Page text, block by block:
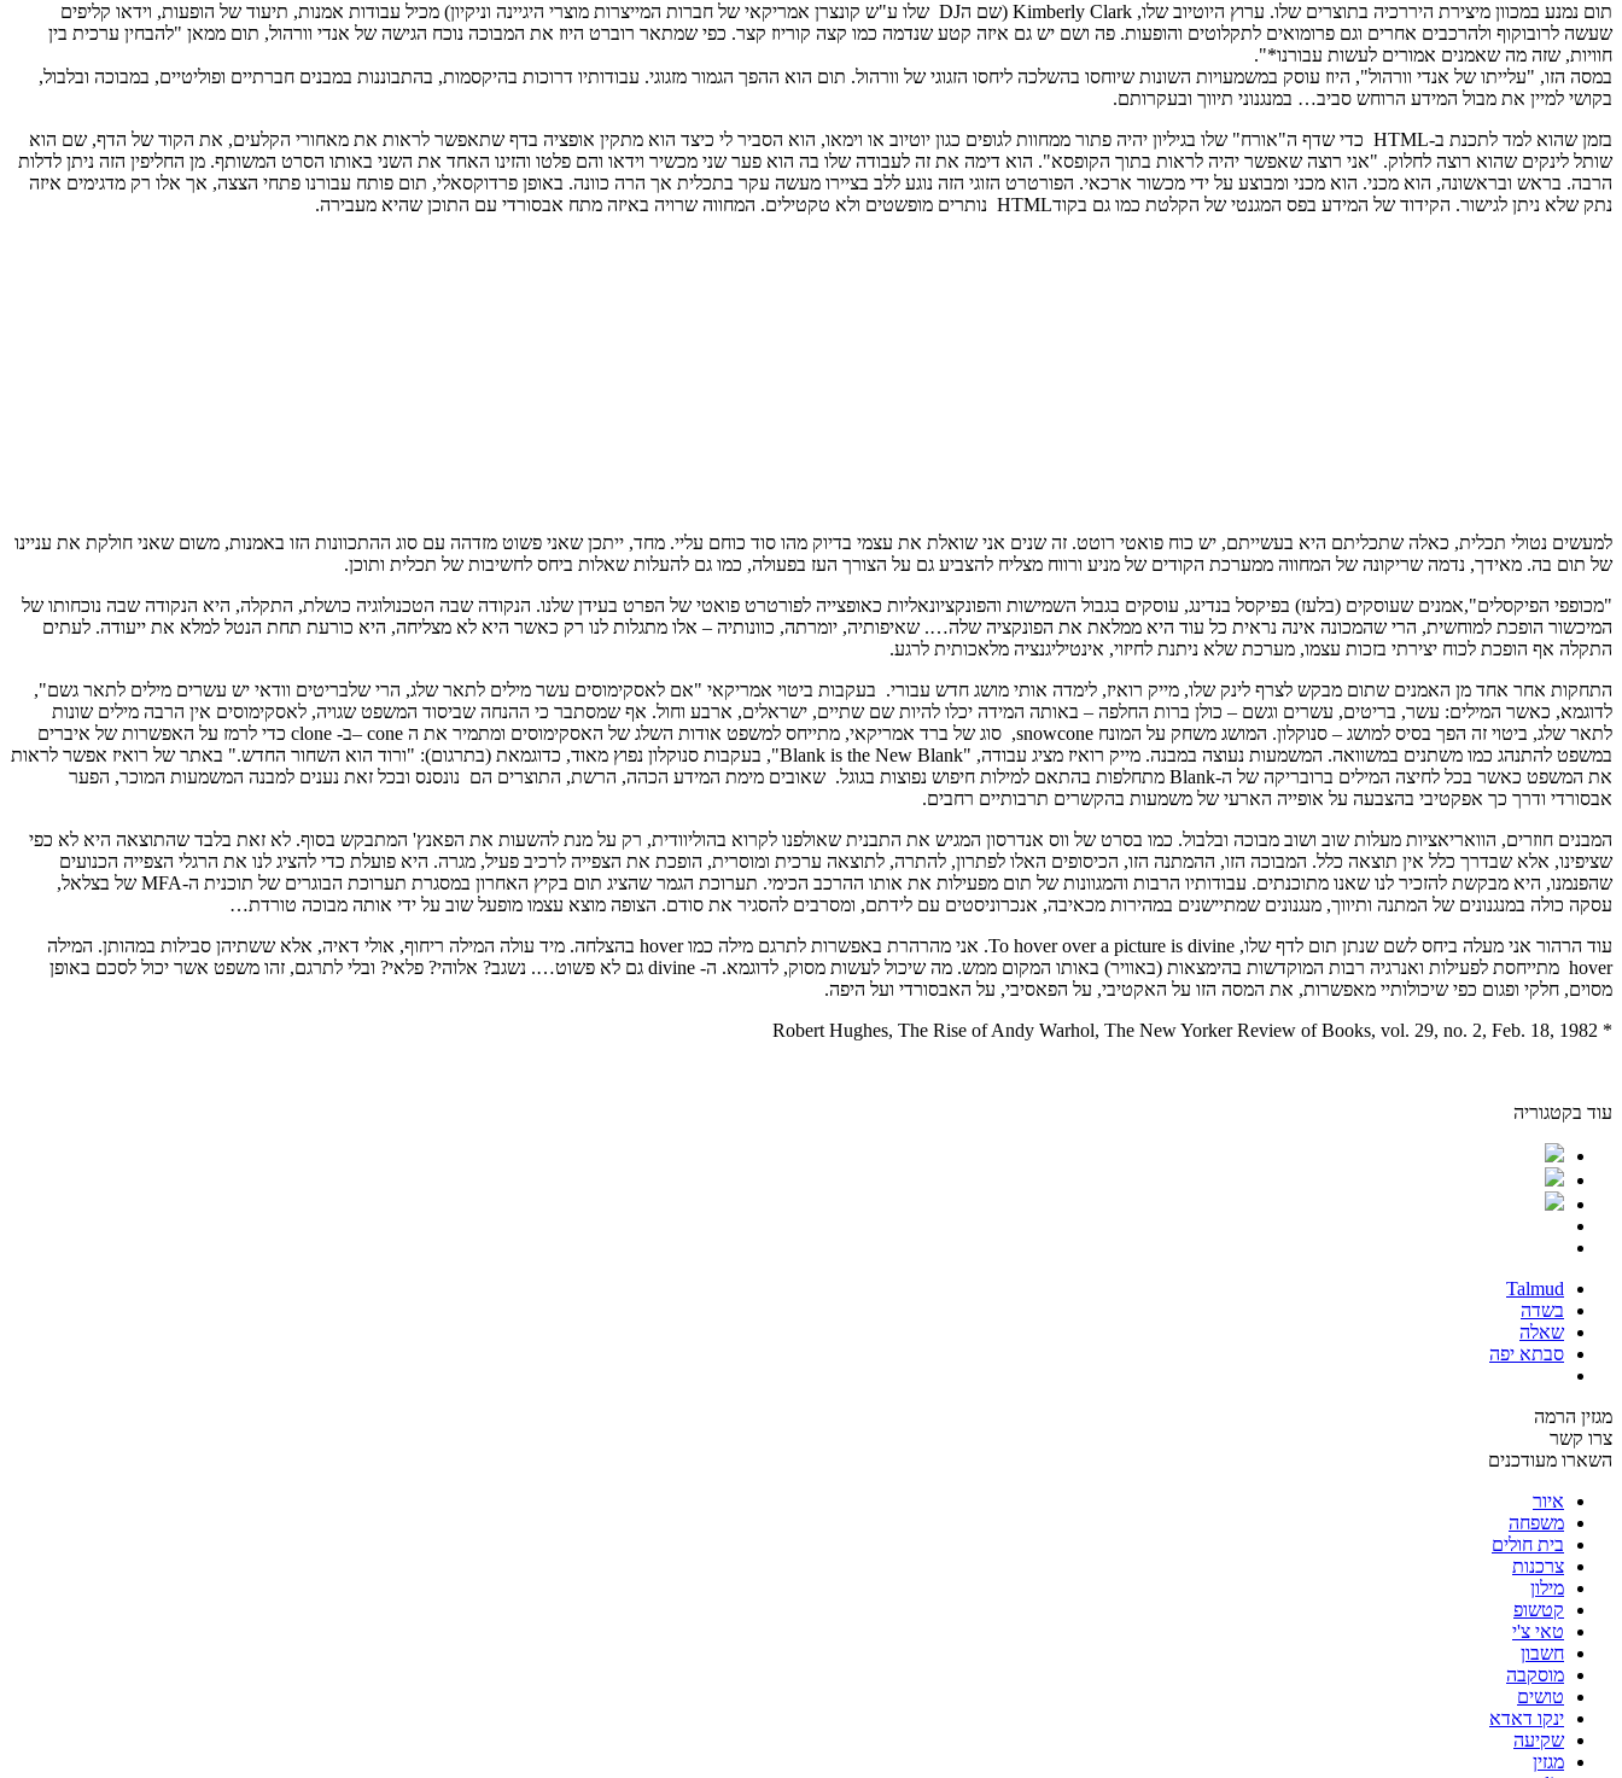
תום נמנע במכוון מיצירת היררכיה בתוצרים שלו. ערוץ היוטיוב שלו, Kimberly Clark (שם הDJ שלו ע"ש קונצרן אמריקאי של חברות המייצרות מוצרי היגיינה וניקיון) מכיל עבודות אמנות, תיעוד של הופעות, וידאו קליפים
שעשה לרובוקוף ולהרכבים אחרים וגם פרומואים לתקלוטים והופעות. פה ושם יש גם איזה קטע שנדמה כמו קצה קוריוז קצר. כפי שמתאר רוברט היוז את המבוכה נוכח הגישה של אנדי וורהול, תום ממאן "להבחין ערכית בין
חוויות, שזה מה שאמנים אמורים לעשות עבורנו*".
במסה הזו, "עלייתו של אנדי וורהול", היוז עוסק במשמעויות השונות שיוחסו בהשלכה ליחסו הזגוגי של וורהול. תום הוא ההפך הגמור מזגוגי. עבודותיו דרוכות בהיקסמות, בהתבוננות במבנים חברתיים ופוליטיים, במבוכה ובלבול,
בקושי למיין את מבול המידע הרוחש סביב… במנגנוני תיווך ובעקרותם.
בזמן שהוא למד לתכנת ב-HTML כדי שדף ה"אורח" שלו בגיליון יהיה פתור ממחוות לגופים כגון יוטיוב או וימאו, הוא הסביר לי כיצד הוא מתקין אופציה בדף שתאפשר לראות את מאחורי הקלעים, את הקוד של הדף, שם הוא
שותל לינקים שהוא רוצה לחלוק. "אני רוצה שאפשר יהיה לראות בתוך הקופסא". הוא דימה את זה לעבודה שלו בה הוא פער שני מכשיר וידאו והם פלטו והזינו האחד את השני באותו הסרט המשותף. מן החליפין הזה ניתן לדלות
הרבה. בראש ובראשונה, הוא מכני. הוא מכני ומבוצע על ידי מכשור ארכאי. הפורטרט הזוגי הזה נוגע ללב בציירו מעשה עקר בתכלית אך הרה כוונה. באופן פרדוקסאלי, תום פותח עבורנו פתחי הצצה, אך אלו רק מדגימים איזה
נתק שלא ניתן לגישור. הקידוד של המידע בפס המגנטי של הקלטת כמו גם בקודHTML נותרים מופשטים ולא טקטילים. המחווה שרויה באיזה מתח אבסורדי עם התוכן שהיא מעבירה.
למעשים נטולי תכלית, כאלה שתכליתם היא בעשייתם, יש כוח פואטי רוטט. זה שנים אני שואלת את עצמי בדיוק מהו סוד כוחם עליי. מחד, ייתכן שאני פשוט מזדהה עם סוג ההתכוונות הזו באמנות, משום שאני חולקת את עניינו
של תום בה. מאידך, נדמה שריקונה של המחווה ממערכת הקודים של מניע ורווח מצליח להצביע גם על הצורך העז בפעולה, כמו גם להעלות שאלות ביחס לחשיבות של תכלית ותוכן.
"מכופפי הפיקסלים",אמנים שעוסקים (בלעז) בפיקסל בנדינג, עוסקים בגבול השמישות והפונקציונאליות כאופצייה לפורטרט פואטי של הפרט בעידן שלנו. הנקודה שבה הטכנולוגיה כושלת, התקלה, היא הנקודה שבה נוכחותו של
המיכשור הופכת למוחשית, הרי שהמכונה אינה נראית כל עוד היא ממלאת את הפונקציה שלה…. שאיפותיה, יומרתה, כוונותיה – אלו מתגלות לנו רק כאשר היא לא מצליחה, היא כורעת תחת הנטל למלא את ייעודה. לעתים
התקלה אף הופכת לכוח יצירתי בזכות עצמו, מערכת שלא ניתנת לחיזוי, אינטיליגנציה מלאכותית לרגע.
התחקות אחר אחד מן האמנים שתום מבקש לצרף לינק שלו, מייק רואיז, לימדה אותי מושג חדש עבורי. בעקבות ביטוי אמריקאי "אם לאסקימוסים עשר מילים לתאר שלג, הרי שלבריטים וודאי יש עשרים מילים לתאר גשם",
לדוגמא, כאשר המילים: עשר, בריטים, עשרים וגשם – כולן ברות החלפה – באותה המידה יכלו להיות שם שתיים, ישראלים, ארבע וחול. אף שמסתבר כי ההנחה שביסוד המשפט שגויה, לאסקימוסים אין הרבה מילים שונות
לתאר שלג, ביטוי זה הפך בסיס למושג – סנוקלון. המושג משחק על המונח snowcone, סוג של ברד אמריקאי, מתייחס למשפט אודות השלג של האסקימוסים ומתמיר את ה cone –ב- clone כדי לרמז על האפשרות של איברים
במשפט להתנהג כמו משתנים במשוואה. המשמעות נעוצה במבנה. מייק רואיז מציג עבודה, "Blank is the New Blank", בעקבות סנוקלון נפוץ מאוד, כדוגמאת (בתרגום): "ורוד הוא השחור החדש." באתר של רואיז אפשר לראות
את המשפט כאשר בכל לחיצה המילים ברובריקה של ה-Blank מתחלפות בהתאם למילות חיפוש נפוצות בגוגל. שאובים מימת המידע הכהה, הרשת, התוצרים הם נונסנס ובכל זאת נענים למבנה המשמעות המוכר, הפער
אבסורדי ודרך כך אפקטיבי בהצבעה על אופייה הארעי של משמעות בהקשרים תרבותיים רחבים.
המבנים חוזרים, הוואריאציות מעלות שוב ושוב מבוכה ובלבול. כמו בסרט של ווס אנדרסון המגיש את התבנית שאולפנו לקרוא בהוליוודית, רק על מנת להשעות את הפאנץ' המתבקש בסוף. לא זאת בלבד שהתוצאה היא לא כפי
שציפינו, אלא שבדרך כלל אין תוצאה כלל. המבוכה הזו, ההמתנה הזו, הכיסופים האלו לפתרון, להתרה, לתוצאה ערכית ומוסרית, הופכת את הצפייה לרכיב פעיל, מגרה. היא פועלת כדי להציג לנו את הרגלי הצפייה הכנועים
שהפנמנו, היא מבקשת להזכיר לנו שאנו מתוכנתים. עבודותיו הרבות והמגוונות של תום מפעילות את אותו ההרכב הכימי. תערוכת הגמר שהציג תום בקיץ האחרון במסגרת תערוכת הבוגרים של תוכנית ה-MFA של בצלאל,
עסקה כולה במנגנונים של המתנה ותיווך, מנגנונים שמתיישנים במהירות מכאיבה, אנכרוניסטים עם לידתם, ומסרבים להסגיר את סודם. הצופה מוצא עצמו מופעל שוב על ידי אותה מבוכה טורדת…
עוד הרהור אני מעלה ביחס לשם שנתן תום לדף שלו, To hover over a picture is divine. אני מהרהרת באפשרות לתרגם מילה כמו hover בהצלחה. מיד עולה המילה ריחוף, אולי דאיה, אלא ששתיהן סבילות במהותן. המילה
hover מתייחסת לפעילות ואנרגיה רבות המוקדשות בהימצאות (באוויר) באותו המקום ממש. מה שיכול לעשות מסוק, לדוגמא. ה- divine גם לא פשוט…. נשגב? אלוהי? פלאי? ובלי לתרגם, זהו משפט אשר יכול לסכם באופן
מסוים, חלקי ופגום כפי שיכולותיי מאפשרות, את המסה הזו על האקטיבי, על הפאסיבי, על האבסורדי ועל היפה.
* Robert Hughes, The Rise of Andy Warhol, The New Yorker Review of Books, vol. 29, no. 2, Feb. 18, 1982
עוד בקטגוריה
Talmud
בשדה
שאלה
סבתא יפה
מגזין הרמה
צרו קשר
השארו מעודכנים
איור
משפחה
בית חולים
צרכנות
מילון
קטשופ
טאי צ'י
חשבון
מוסקבה
טושים
ינקו דאדא
שקיעה
מגזין